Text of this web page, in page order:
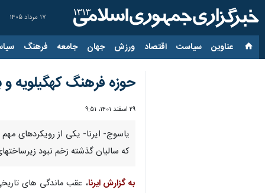
۱۷ مرداد ۱۴۰۵
عناوین‌ سیاست اقتصاد ورزش جهان جامعه فرهنگ
حوزه فرهنگ کهگیلویه و
۲۹ اسفند ۱۴۰۱، ۹:۵۱
یاسوج- ایرنا- یکی از رویکردهای
که سالیان گذشته زخم نبود
به گزارش ایرنا، عقب ماندگی های